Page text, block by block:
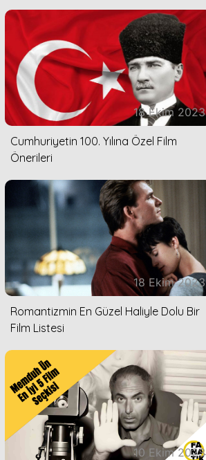
18 Ekim 2023
Cumhuriyetin 100. Yılına Özel Film
Önerileri
18 Ekim 2023
Romantizmin En Güzel Haliyle Dolu Bir
Film Listesi
10 Ekim 2023